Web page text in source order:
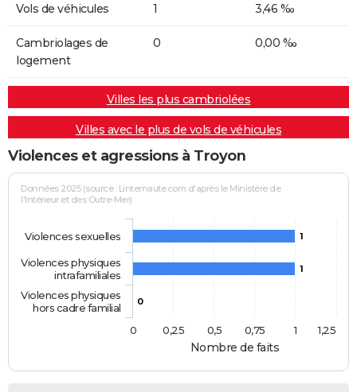
Vols de véhicules 1 3,46 ‰
Cambriolages de
logement
0 0,00 ‰
Villes les plus cambriolées
Villes avec le plus de vols de véhicules
Violences et agressions à Troyon
Nombre de faits
Données 2025 (source : Linternaute.com d'après le Ministère de
l'Intérieur et des Outre-Mer)
1
1
0
Violences sexuelles
Violences physiques
intrafamiliales
Violences physiques
hors cadre familial
0
1
0,25 0,5 0,75 1,25